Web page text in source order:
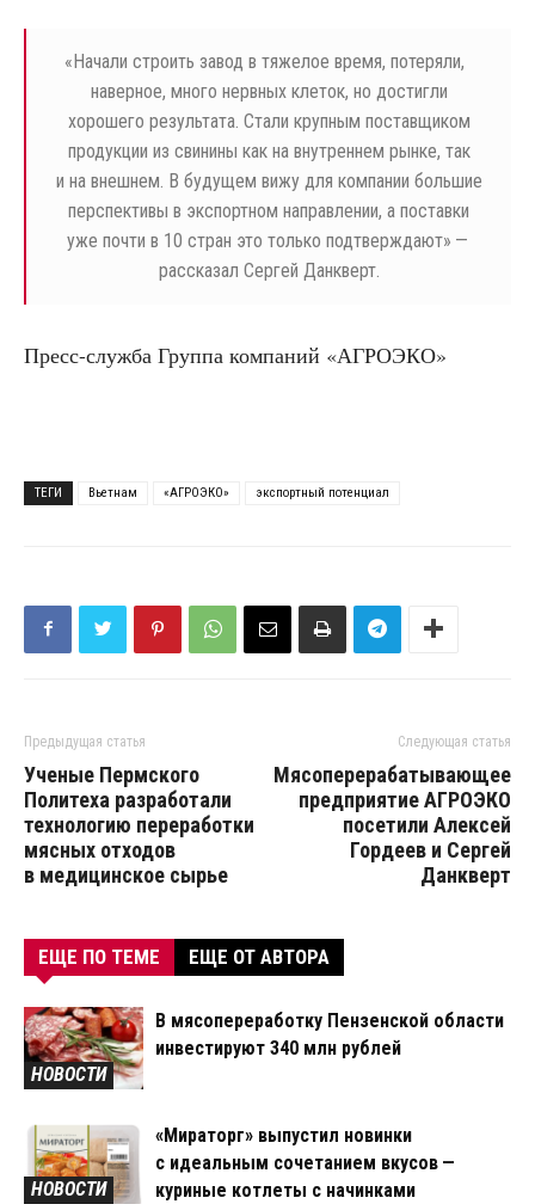
«Начали строить завод в тяжелое время, потеряли,
наверное, много нервных клеток, но достигли
хорошего результата. Стали крупным поставщиком
продукции из свинины как на внутреннем рынке, так
и на внешнем. В будущем вижу для компании большие
перспективы в экспортном направлении, а поставки
уже почти в 10 стран это только подтверждают» —
рассказал Сергей Данкверт.
Пресс-служба Группа компаний «АГРОЭКО»
ТЕГИ Вьетнам «АГРОЭКО» экспортный потенциал
Предыдущая статья
Ученые Пермского
Политеха разработали
технологию переработки
мясных отходов
в медицинское сырье
Следующая статья
Мясоперерабатывающее
предприятие АГРОЭКО
посетили Алексей
Гордеев и Сергей
Данкверт
ЕЩЕ ПО ТЕМЕ ЕЩЕ ОТ АВТОРА
НОВОСТИ
В мясопереработку Пензенской области
инвестируют 340 млн рублей
НОВОСТИ
«Мираторг» выпустил новинки
с идеальным сочетанием вкусов —
куриные котлеты с начинками